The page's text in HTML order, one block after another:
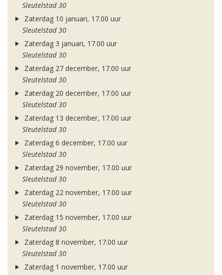
Sleutelstad 30
Zaterdag 10 januari, 17.00 uur
Sleutelstad 30
Zaterdag 3 januari, 17.00 uur
Sleutelstad 30
Zaterdag 27 december, 17.00 uur
Sleutelstad 30
Zaterdag 20 december, 17.00 uur
Sleutelstad 30
Zaterdag 13 december, 17.00 uur
Sleutelstad 30
Zaterdag 6 december, 17.00 uur
Sleutelstad 30
Zaterdag 29 november, 17.00 uur
Sleutelstad 30
Zaterdag 22 november, 17.00 uur
Sleutelstad 30
Zaterdag 15 november, 17.00 uur
Sleutelstad 30
Zaterdag 8 november, 17.00 uur
Sleutelstad 30
Zaterdag 1 november, 17.00 uur